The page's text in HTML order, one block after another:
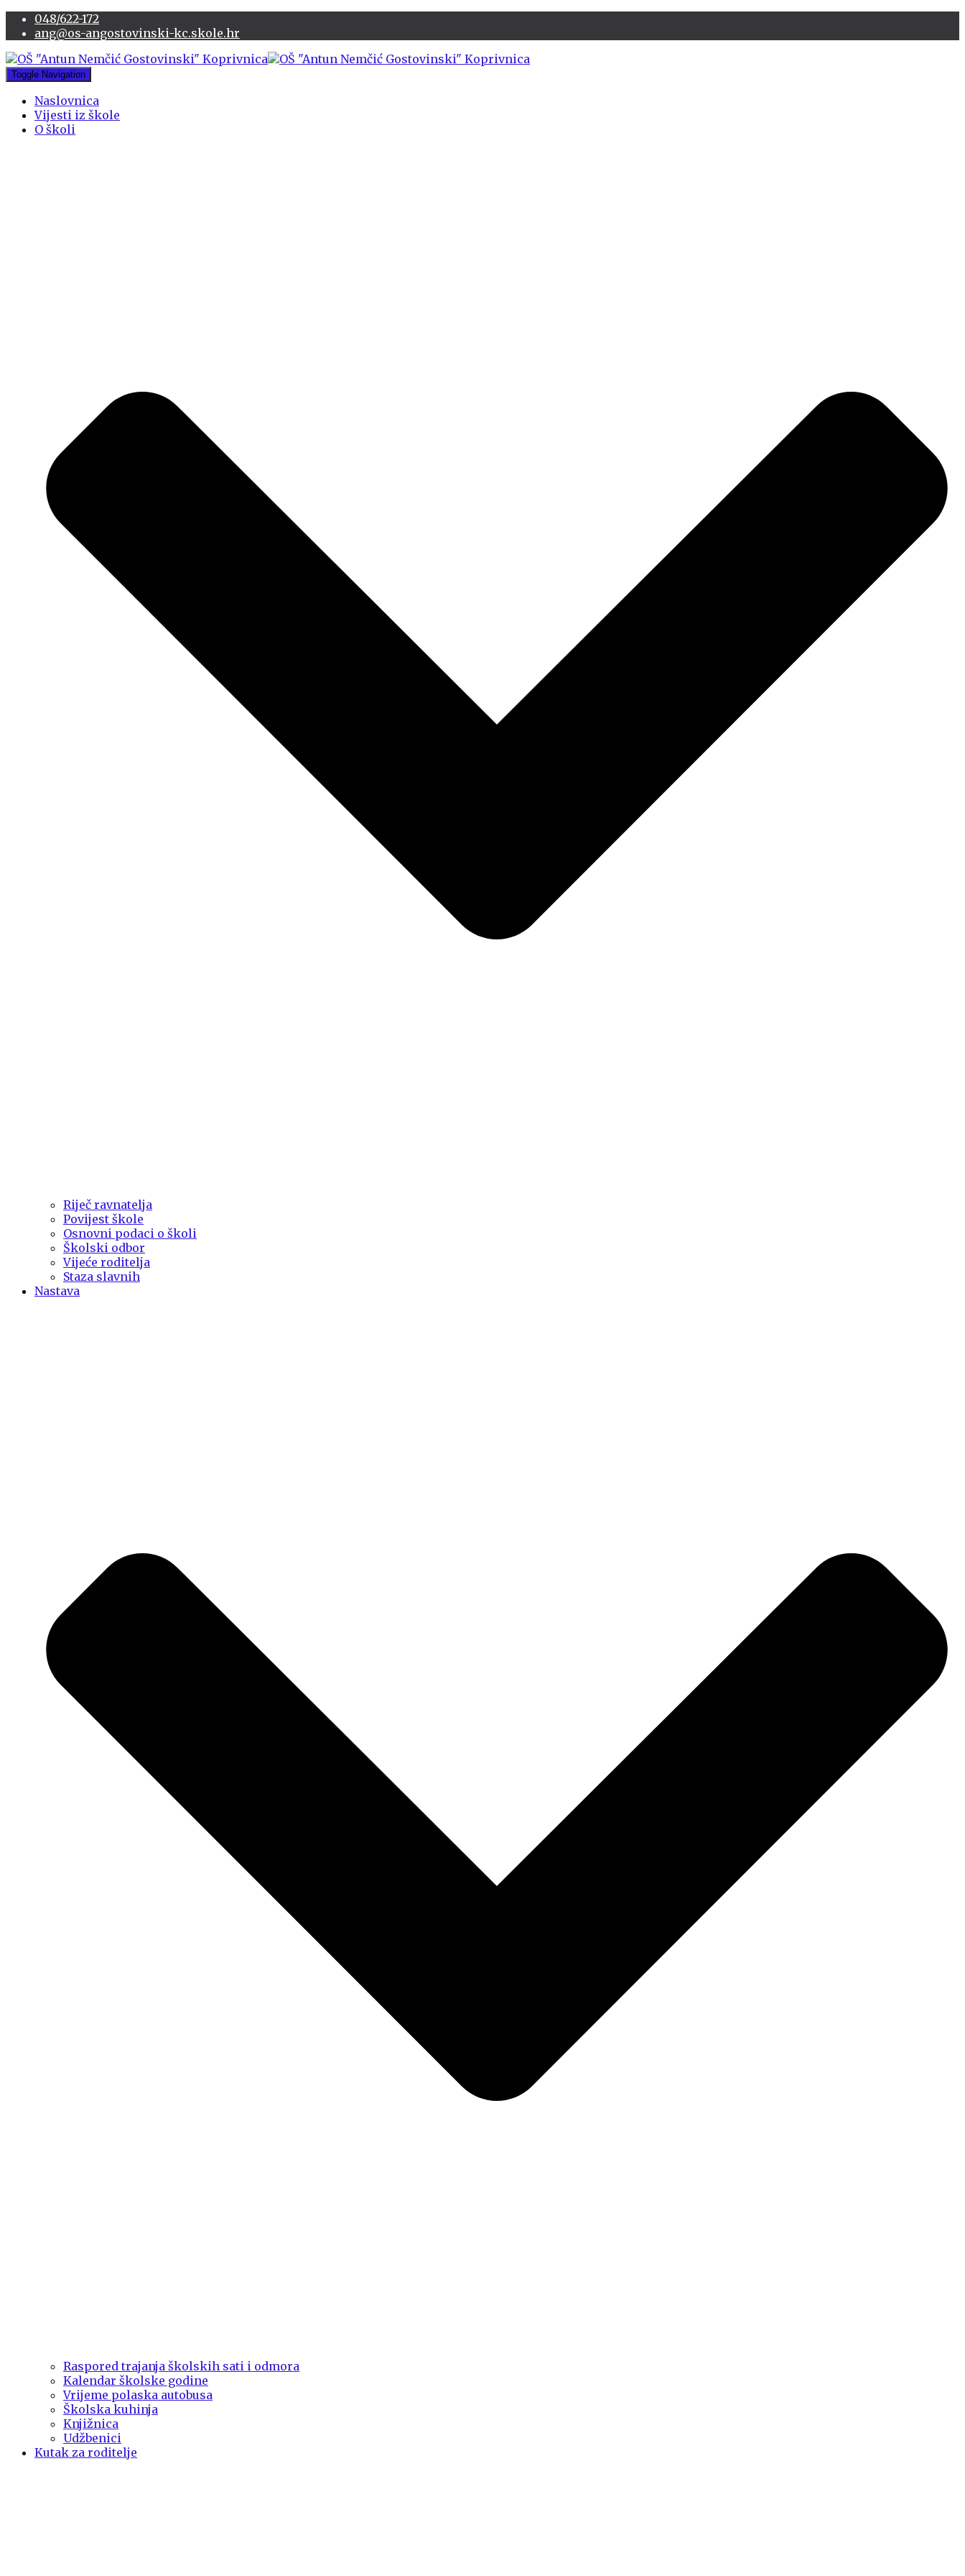
048/622-172
ang@os-angostovinski-kc.skole.hr
Toggle Navigation
Naslovnica
Vijesti iz škole
O školi
Riječ ravnatelja
Povijest škole
Osnovni podaci o školi
Školski odbor
Vijeće roditelja
Staza slavnih
Nastava
Raspored trajanja školskih sati i odmora
Kalendar školske godine
Vrijeme polaska autobusa
Školska kuhinja
Knjižnica
Udžbenici
Kutak za roditelje